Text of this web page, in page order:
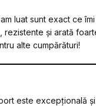
luat sunt exact ce
rezistente și arată
alte cumpărături!
este excepțională